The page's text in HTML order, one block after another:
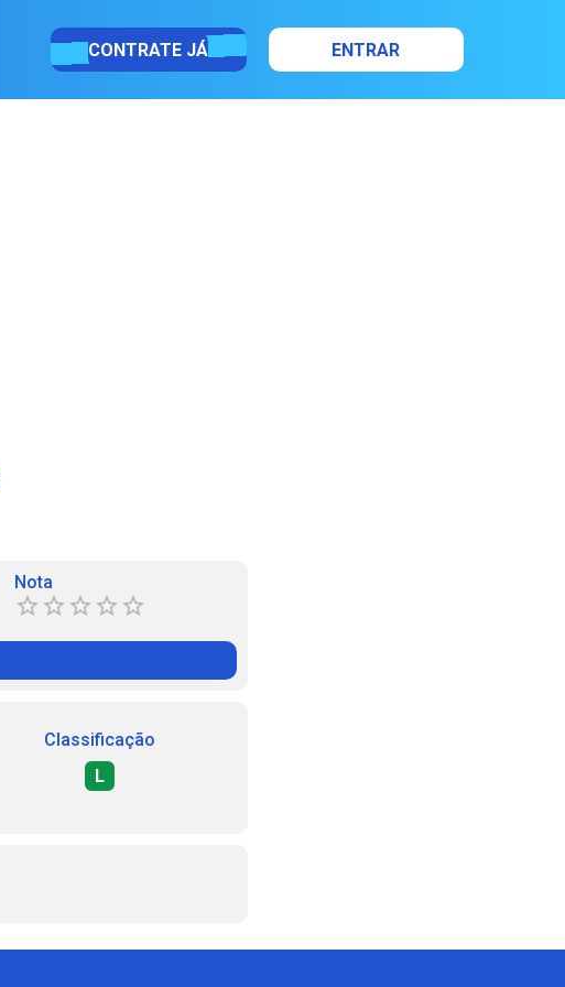
CONTRATE JÁ ENTRAR
Nota
Classificação
L